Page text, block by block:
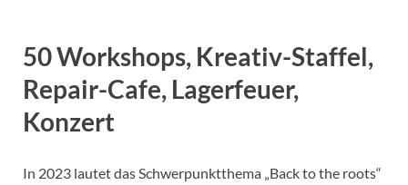
50 Workshops, Kreativ-Staffel,
Repair-Cafe, Lagerfeuer,
Konzert
In 2023 lautet das Schwerpunktthema „Back to the roots“